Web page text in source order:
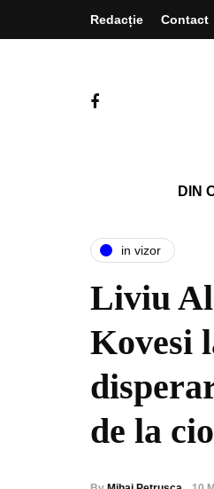
Redacție Contact
DIN
in vizor
Liviu
Kovesi
de la